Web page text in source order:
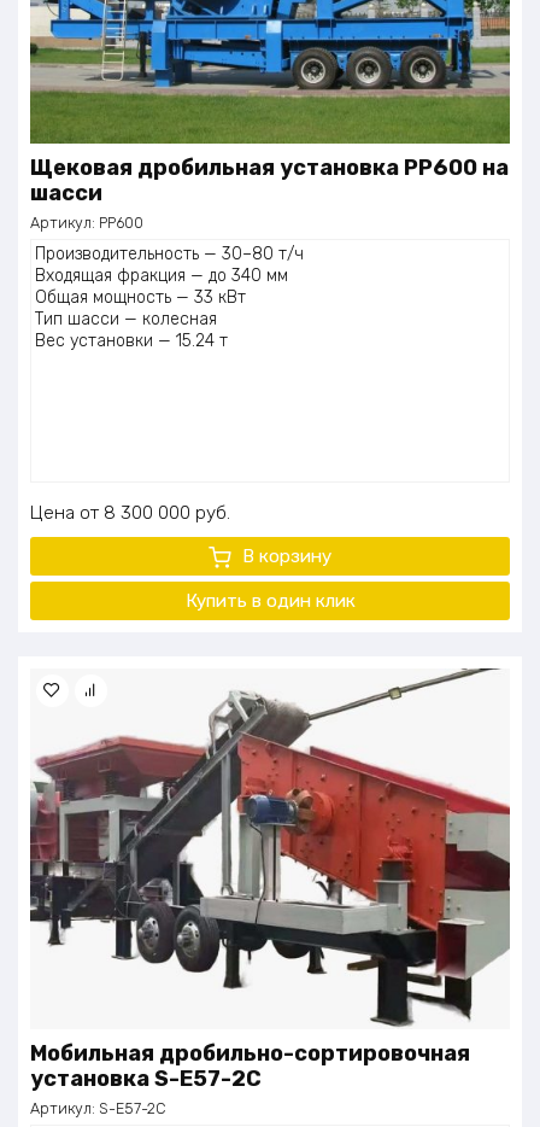
Щековая дробильная установка PP600 на
шасси
Артикул: PP600
Производительность — 30–80 т/ч
Входящая фракция — до 340 мм
Общая мощность — 33 кВт
Тип шасси — колесная
Вес установки — 15.24 т
Цена 8 300 000 руб.
В корзину
Купить в один клик
Мобильная дробильно-сортировочная
установка S-E57-2C
Артикул: S-E57-2C